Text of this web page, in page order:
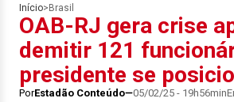
Início> Brasil
OAB-RJ gera crise
demitir 121
presidente se
PorEstadão Conteúdo 05/02/25 - 19h56min